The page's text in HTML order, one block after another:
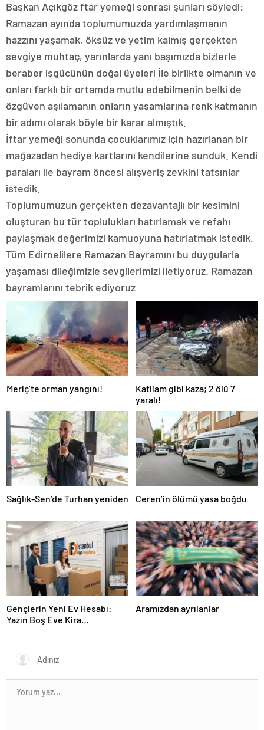
Başkan Açıkgöz ftar yemeği sonrası şunları söyledi:
Ramazan ayında toplumumuzda yardımlaşmanın
hazzını yaşamak, öksüz ve yetim kalmış gerçekten
sevgiye muhtaç, yarınlarda yanı başımızda bizlerle
beraber işgücünün doğal üyeleri İle birlikte olmanın ve
onları farklı bir ortamda mutlu edebilmenin belki de
özgüven aşılamanın onların yaşamlarına renk katmanın
bir adımı olarak böyle bir karar almıştık.
İftar yemeği sonunda çocuklarımız için hazırlanan bir
mağazadan hediye kartlarını kendilerine sunduk. Kendi
paraları ile bayram öncesi alışveriş zevkini tatsınlar
istedik.
Toplumumuzun gerçekten dezavantajlı bir kesimini
oluşturan bu tür toplulukları hatırlamak ve refahı
paylaşmak değerimizi kamuoyuna hatırlatmak istedik.
Tüm Edirnelilere Ramazan Bayramını bu duygularla
yaşaması dileğimizle sevgilerimizi iletiyoruz. Ramazan
bayramlarını tebrik ediyoruz
Meriç’te orman yangını!
Katliam gibi kaza; 2 ölü 7
yaralı!
Sağlık-Sen’de Turhan yeniden Ceren’in ölümü yasa boğdu
Gençlerin Yeni Ev Hesabı:
Yazın Boş Eve Kira
Aramızdan ayrılanlar